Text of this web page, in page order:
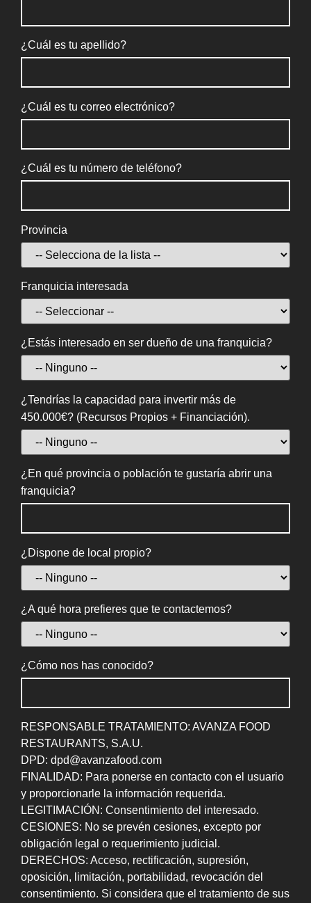
¿Cuál es tu apellido?
¿Cuál es tu correo electrónico?
¿Cuál es tu número de teléfono?
Provincia
Franquicia interesada
¿Estás interesado en ser dueño de una franquicia?
¿Tendrías la capacidad para invertir más de
450.000€? (Recursos Propios + Financiación).
¿En qué provincia o población te gustaría abrir una
franquicia?
¿Dispone de local propio?
¿A qué hora prefieres que te contactemos?
¿Cómo nos has conocido?
RESPONSABLE TRATAMIENTO: AVANZA FOOD
RESTAURANTS, S.A.U.
DPD: dpd@avanzafood.com
FINALIDAD: Para ponerse en contacto con el usuario
y proporcionarle la información requerida.
LEGITIMACIÓN: Consentimiento del interesado.
CESIONES: No se prevén cesiones, excepto por
obligación legal o requerimiento judicial.
DERECHOS: Acceso, rectificación, supresión,
oposición, limitación, portabilidad, revocación del
consentimiento. Si considera que el tratamiento de sus